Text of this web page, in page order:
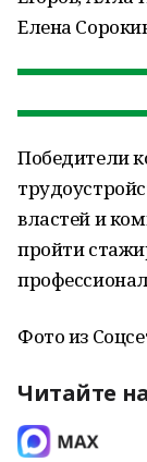
Елена
Победители
властей и
пройти
Фото из
Читайте